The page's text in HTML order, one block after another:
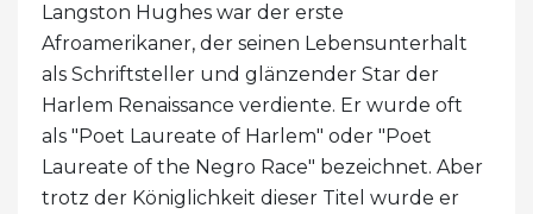
Langston Hughes war der erste
Afroamerikaner, der seinen Lebensunterhalt
als Schriftsteller und glänzender Star der
Harlem Renaissance verdiente. Er wurde oft
als "Poet Laureate of Harlem" oder "Poet
Laureate of the Negro Race" bezeichnet. Aber
trotz der Königlichkeit dieser Titel wurde er